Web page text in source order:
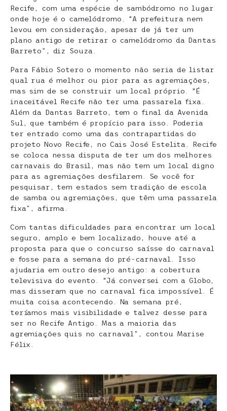
Recife, com uma espécie de sambódromo no lugar
onde hoje é o camelódromo. “A prefeitura nem
levou em consideração, apesar de já ter um
plano antigo de retirar o camelódromo da Dantas
Barreto”, diz Souza.
Para Fábio Sotero o momento não seria de listar
qual rua é melhor ou pior para as agremiações,
mas sim de se construir um local próprio. “É
inaceitável Recife não ter uma passarela fixa.
Além da Dantas Barreto, tem o final da Avenida
Sul, que também é propício para isso. Poderia
ter entrado como uma das contrapartidas do
projeto Novo Recife, no Cais José Estelita. Recife
se coloca nessa disputa de ter um dos melhores
carnavais do Brasil, mas não tem um local digno
para as agremiações desfilarem. Se você for
pesquisar, tem estados sem tradição de escola
de samba ou agremiações, que têm uma passarela
fixa”, afirma.
Com tantas dificuldades para encontrar um local
seguro, amplo e bem localizado, houve até a
proposta para que o concurso saísse do carnaval
e fosse para a semana do pré-carnaval. Isso
ajudaria em outro desejo antigo: a cobertura
televisiva do evento. “Já conversei com a Globo,
mas disseram que no carnaval fica impossível. É
muita coisa acontecendo. Na semana pré,
teríamos mais visibilidade e talvez desse para
ser no Recife Antigo. Mas a maioria das
agremiações quis no carnaval”, contou Marise
Félix.